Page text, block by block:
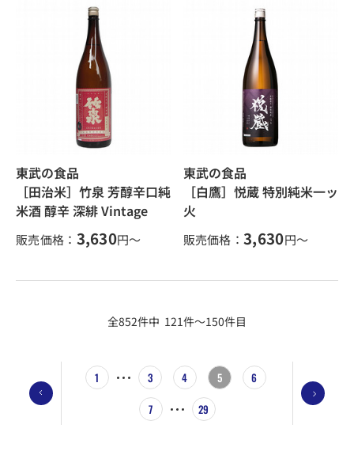
東武の食品
［田治米］竹泉 芳醇辛口純
米酒 醇辛 深緋 Vintage
販売価格： 3,630円～
東武の食品
［白鷹］悦蔵 特別純米一ッ
火
販売価格： 3,630円～
全852件中 121件～150件目
1 3 4 5
6
7
29